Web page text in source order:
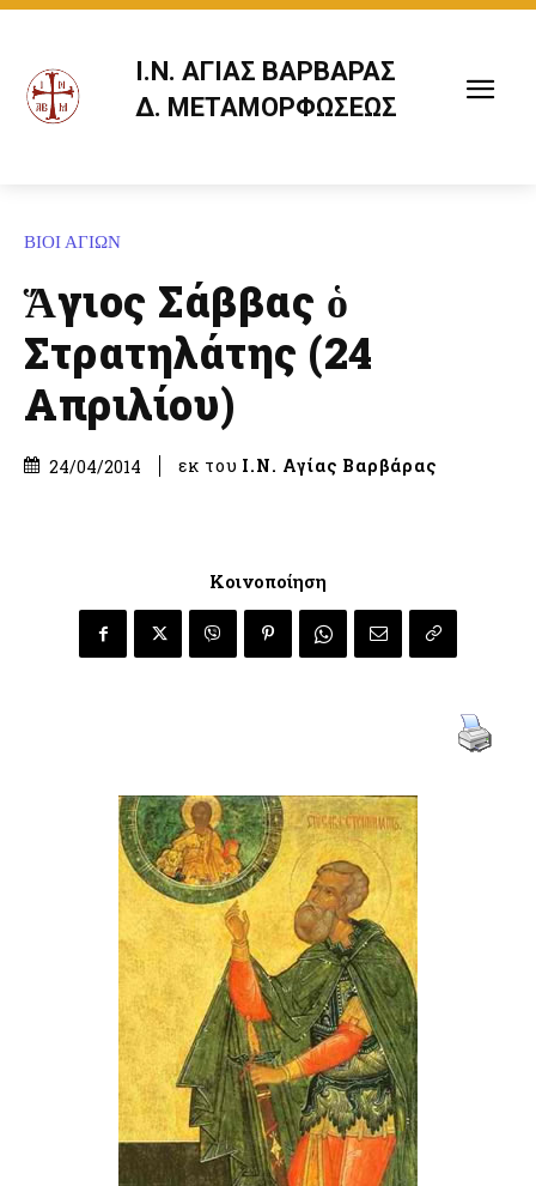
Ι.Ν. ΑΓΙΑΣ ΒΑΡΒΑΡΑΣ
Δ. ΜΕΤΑΜΟΡΦΩΣΕΩΣ
ΒΙΟΙ ΑΓΙΩΝ
Ἅγιος Σάββας ὁ
Στρατηλάτης (24
Απριλίου)
24/04/2014 εκ του Ι.Ν. Αγίας Βαρβάρας
Κοινοποίηση